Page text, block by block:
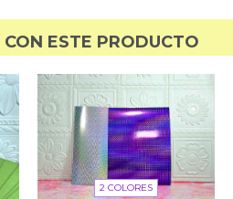
ESTE PRODUCTO
2 COLORES